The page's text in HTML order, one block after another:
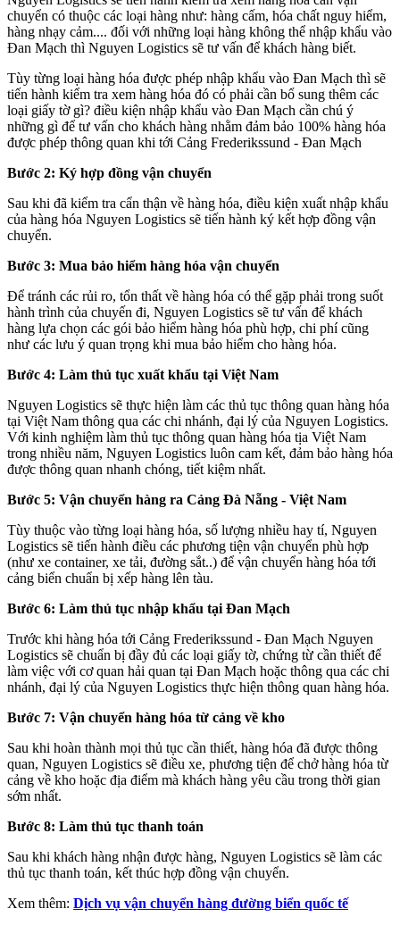
chuyển có thuộc các loại hàng như: hàng cấm, hóa chất nguy hiểm,
hàng nhạy cảm.... đối với những loại hàng không thể nhập khẩu vào
Đan Mạch thì Nguyen Logistics sẽ tư vấn để khách hàng biết.
Tùy từng loại hàng hóa được phép nhập khẩu vào Đan Mạch thì sẽ
tiến hành kiểm tra xem hàng hóa đó có phải cần bổ sung thêm các
loại giấy tờ gì? điều kiện nhập khẩu vào Đan Mạch cần chú ý
những gì để tư vấn cho khách hàng nhằm đảm bảo 100% hàng hóa
được phép thông quan khi tới Cảng Frederikssund - Đan Mạch
Bước 2: Ký hợp đồng vận chuyển
Sau khi đã kiểm tra cẩn thận về hàng hóa, điều kiện xuất nhập khẩu
của hàng hóa Nguyen Logistics sẽ tiến hành ký kết hợp đồng vận
chuyển.
Bước 3: Mua bảo hiểm hàng hóa vận chuyển
Để tránh các rủi ro, tổn thất về hàng hóa có thể gặp phải trong suốt
hành trình của chuyến đi, Nguyen Logistics sẽ tư vấn để khách
hàng lựa chọn các gói bảo hiểm hàng hóa phù hợp, chi phí cũng
như các lưu ý quan trọng khi mua bảo hiểm cho hàng hóa.
Bước 4: Làm thủ tục xuất khẩu tại Việt Nam
Nguyen Logistics sẽ thực hiện làm các thủ tục thông quan hàng hóa
tại Việt Nam thông qua các chi nhánh, đại lý của Nguyen Logistics.
Với kinh nghiệm làm thủ tục thông quan hàng hóa tịa Việt Nam
trong nhiều năm, Nguyen Logistics luôn cam kết, đảm bảo hàng hóa
được thông quan nhanh chóng, tiết kiệm nhất.
Bước 5: Vận chuyển hàng ra Cảng Đà Nẵng - Việt Nam
Tùy thuộc vào từng loại hàng hóa, số lượng nhiều hay tí, Nguyen
Logistics sẽ tiến hành điều các phương tiện vận chuyển phù hợp
(như xe container, xe tải, đường sắt..) để vận chuyển hàng hóa tới
cảng biển chuẩn bị xếp hàng lên tàu.
Bước 6: Làm thủ tục nhập khẩu tại Đan Mạch
Trước khi hàng hóa tới Cảng Frederikssund - Đan Mạch Nguyen
Logistics sẽ chuẩn bị đầy đủ các loại giấy tờ, chứng từ cần thiết để
làm việc với cơ quan hải quan tại Đan Mạch hoặc thông qua các chi
nhánh, đại lý của Nguyen Logistics thực hiện thông quan hàng hóa.
Bước 7: Vận chuyển hàng hóa từ cảng về kho
Sau khi hoàn thành mọi thủ tục cần thiết, hàng hóa đã được thông
quan, Nguyen Logistics sẽ điều xe, phương tiện để chở hàng hóa từ
cảng về kho hoặc địa điểm mà khách hàng yêu cầu trong thời gian
sớm nhất.
Bước 8: Làm thủ tục thanh toán
Sau khi khách hàng nhận được hàng, Nguyen Logistics sẽ làm các
thủ tục thanh toán, kết thúc hợp đồng vận chuyển.
Xem thêm: Dịch vụ vận chuyển hàng đường biển quốc tế